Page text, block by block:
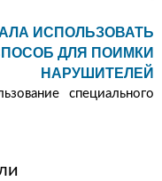
ИСПОЛЬЗОВАТЬ
ДЛЯ ПОИМКИ
НАРУШИТЕЛЕЙ
специального